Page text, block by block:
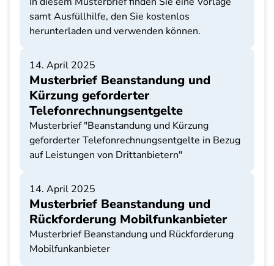
samt Ausfüllhilfe, den Sie kostenlos
herunterladen und verwenden können.
14. April 2025
Musterbrief Beanstandung und
Kürzung geforderter
Telefonrechnungsentgelte
Musterbrief "Beanstandung und Kürzung
geforderter Telefonrechnungsentgelte in Bezug
auf Leistungen von Drittanbietern"
14. April 2025
Musterbrief Beanstandung und
Rückforderung Mobilfunkanbieter
Musterbrief Beanstandung und Rückforderung
Mobilfunkanbieter